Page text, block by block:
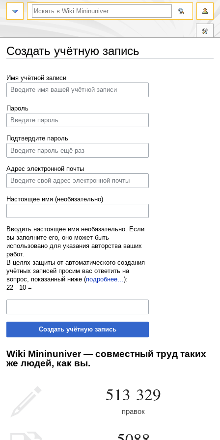
Создать учётную запись
к
навигации
к
поиску
Имя учётной записи
Пароль
Подтвердите пароль
Адрес электронной почты
Настоящее имя (необязательно)
Вводить настоящее имя необязательно. Если
вы заполните его, оно может быть
использовано для указания авторства ваших
работ.
В целях защиты от автоматического создания
учётных записей просим вас ответить на
вопрос, показанный ниже (подробнее…):
22 - 10 =
Создать учётную запись
Wiki Mininuniver — совместный труд таких
же людей, как вы.
513 329
правок